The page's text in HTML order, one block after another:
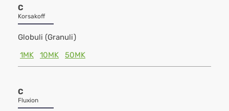
C
Korsakoff
Globuli (Granuli)
1MK
10MK 50MK
C
Fluxion